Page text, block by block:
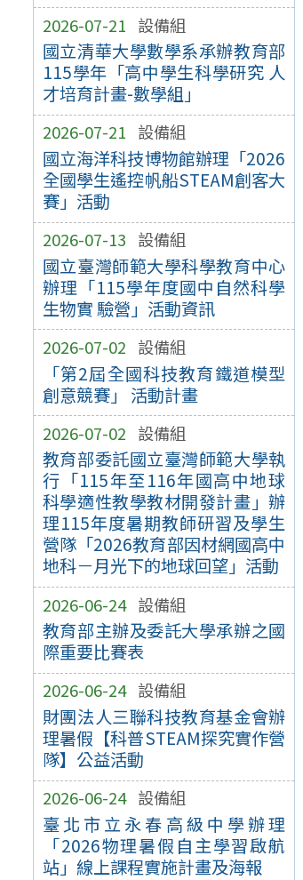
2026-07-21 設備組
國立清華大學數學系承辦教育部
115學年「高中學生科學研究 人
才培育計畫-數學組」
2026-07-21 設備組
國立海洋科技博物館辦理「2026
全國學生遙控帆船STEAM創客大
賽」活動
2026-07-13 設備組
國立臺灣師範大學科學教育中心
辦理「115學年度國中自然科學
生物實 驗營」活動資訊
2026-07-02 設備組
「第2屆全國科技教育鐵道模型
創意競賽」 活動計畫
2026-07-02 設備組
教育部委託國立臺灣師範大學執
行「115年至116年國高中地球
科學適性教學教材開發計畫」辦
理115年度暑期教師研習及學生
營隊「2026教育部因材網國高中
地科－月光下的地球回望」活動
2026-06-24 設備組
教育部主辦及委託大學承辦之國
際重要比賽表
2026-06-24 設備組
財團法人三聯科技教育基金會辦
理暑假【科普STEAM探究實作營
隊】公益活動
2026-06-24 設備組
臺北市立永春高級中學辦理
「2026物理暑假自主學習啟航
站」線上課程實施計畫及海報